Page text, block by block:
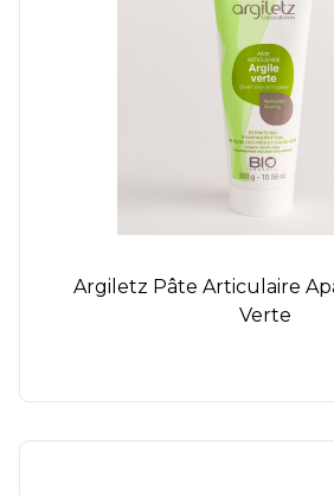
Argiletz Pâte Articulaire
Verte